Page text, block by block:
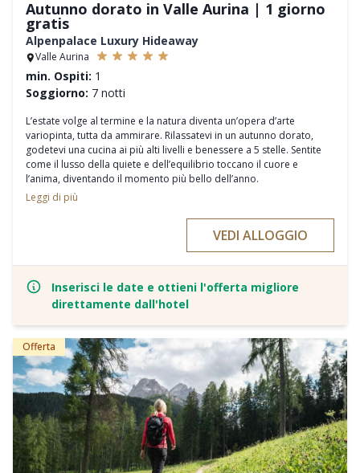
Autunno dorato in Valle Aurina | 1 giorno
gratis
Alpenpalace Luxury Hideaway
Valle Aurina
min. Ospiti: 1
Soggiorno: 7 notti
L’estate volge al termine e la natura diventa un’opera d’arte
variopinta, tutta da ammirare. Rilassatevi in un autunno dorato,
godetevi una cucina ai più alti livelli e benessere a 5 stelle. Sentite
come il lusso della quiete e dell’equilibrio toccano il cuore e
l’anima, diventando il momento più bello dell’anno.
7 pernottamenti inclusa mezza pensione e utilizzo della nostra area
Wellness & Spa
Il prezzo del pacchetto include un pernottamento gratuito
La sera serviamo vino novello e caldarroste davanti a un
accogliente fuoco aperto
Escursione guidata nella dorata Valle Aurina
Programma attivo e vitale con sessioni di meditazione
accompagnate
Leggi di più
VEDI ALLOGGIO
Inserisci le date e ottieni l'offerta migliore
direttamente dall'hotel
Offerta